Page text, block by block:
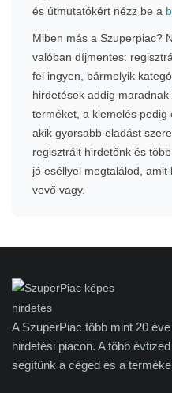
és útmutatókért nézz be a
Miben más a Szuperpiac?
valóban díjmentes:
fel ingyen, bármelyik
hirdetések addig
terméket, a kiemelés pedig
akik gyorsabb eladást
regisztrált hirdetőnk és
jó eséllyel megtalálod,
vevő vagy.
A SzuperPiac több mint 20
hirdetési piacon. A több
segítünk a céged és a